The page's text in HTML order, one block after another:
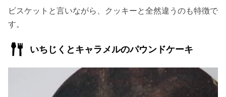
ビスケットと言いながら、クッキーと全然違うのも特徴で
す。
いちじくとキャラメルのパウンドケーキ